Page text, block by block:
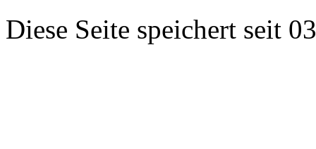
Diese Seite speichert seit